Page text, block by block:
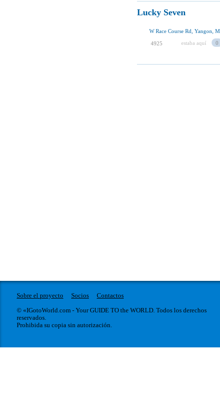
Lucky Seven
W Race Course Rd, Yangon,
4925 estaba aquí 0
Sobre el proyecto Socios
Contactos
© «IGotoWorld.com - Your GUIDE TO the WORLD. Todos los derechos
reservados.
Prohibida su copia sin autorización.